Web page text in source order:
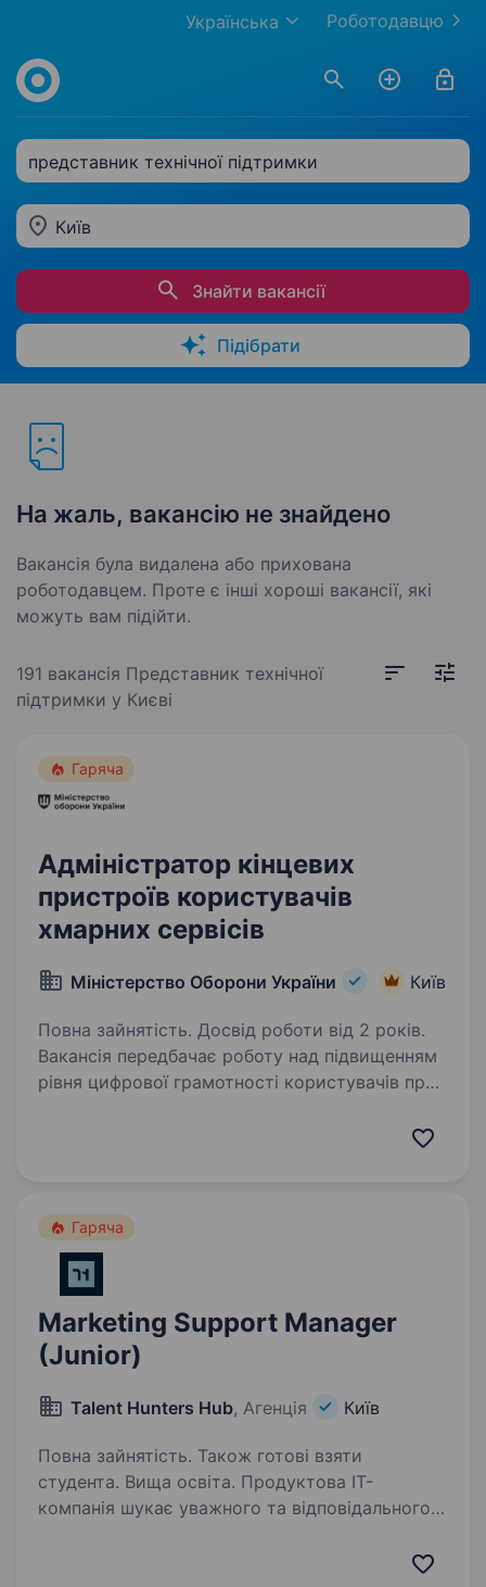
Роботодавцю
Українська
представник технічної підтримки
Київ
Знайти вакансії
Підібрати
На жаль, вакансію не знайдено
Вакансія була видалена або прихована
роботодавцем. Проте є інші хороші вакансії, які
можуть вам підійти.
191 вакансія Представник технічної
підтримки у Києві
Гаряча
Адміністратор кінцевих
пристроїв користувачів
хмарних сервісів
Міністерство Оборони України Київ
Повна зайнятість. Досвід роботи від 2 років.
Вакансія передбачає роботу над підвищенням
рівня цифрової грамотності користувачів про
взаємодіїна базі Microsoft 365. Роль включає
Гаряча
Marketing Support Manager
(Junior)
Talent Hunters Hub, Агенція Київ
Повна зайнятість. Також готові взяти
студента. Вища освіта. Продуктова ІТ-
компанія шукає уважного та відповідального
на посаду Marketing Support Manager (Junior).